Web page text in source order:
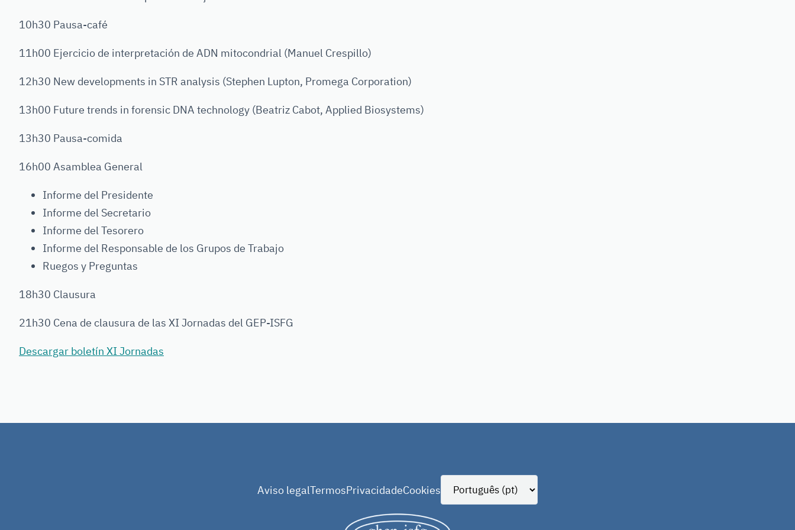
10h30 Pausa-café
11h00 Ejercicio de interpretación de ADN mitocondrial (Manuel Crespillo)
12h30 New developments in STR analysis (Stephen Lupton, Promega Corporation)
13h00 Future trends in forensic DNA technology (Beatriz Cabot, Applied Biosystems)
13h30 Pausa-comida
16h00 Asamblea General
Informe del Presidente
Informe del Secretario
Informe del Tesorero
Informe del Responsable de los Grupos de Trabajo
Ruegos y Preguntas
18h30 Clausura
21h30 Cena de clausura de las XI Jornadas del GEP-ISFG
Descargar boletín XI Jornadas
Aviso legalTermosPrivacidadeCookies